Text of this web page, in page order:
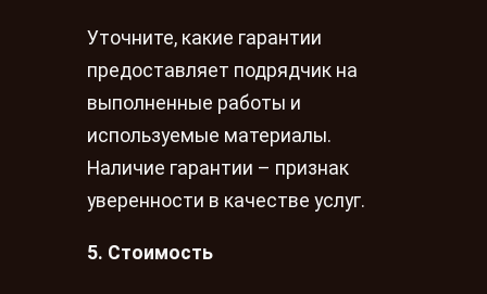
Уточните, какие гарантии
предоставляет подрядчик на
выполненные работы и
используемые материалы.
Наличие гарантии – признак
уверенности в качестве услуг.
5. Стоимость